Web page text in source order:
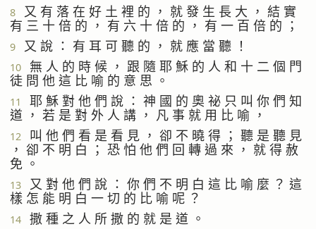
8
又 有 落 在 好 土 裡 的 ， 就 發 生 長 大 ， 結 實
有 三 十 倍 的 ， 有 六 十 倍 的 ， 有 一 百 倍 的 ；
9 又 說 ： 有 耳 可 聽 的 ， 就 應 當 聽 ！
10
無 人 的 時 候 ， 跟 隨 耶 穌 的 人 和 十 二 個 門
徒 問 他 這 比 喻 的 意 思 。
11
耶 穌 對 他 們 說 ： 神 國 的 奧 祕 只 叫 你 們 知
道 ， 若 是 對 外 人 講 ， 凡 事 就 用 比 喻 ，
12
叫 他 們 看 是 看 見 ， 卻 不 曉 得 ； 聽 是 聽 見
， 卻 不 明 白 ； 恐 怕 他 們 回 轉 過 來 ， 就 得 赦
免 。
13
又 對 他 們 說 ： 你 們 不 明 白 這 比 喻 麼 ？ 這
樣 怎 能 明 白 一 切 的 比 喻 呢 ？
14 撒 種 之 人 所 撒 的 就 是 道 。